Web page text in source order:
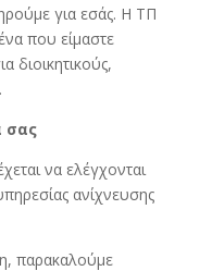
για εσάς. Η ΤΠ
που είμαστε
διοικητικούς,
σας
να ελέγχονται
ανίχνευσης
παρακαλούμε